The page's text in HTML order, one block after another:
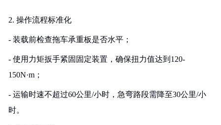
2. 操作流程标准化
- 装载前检查拖车承重板是否水平；
- 使用力矩扳手紧固固定装置，确保扭力值达到120-
150N·m；
- 运输时速不超过60公里/小时，急弯路段需降至30公里/小
时。